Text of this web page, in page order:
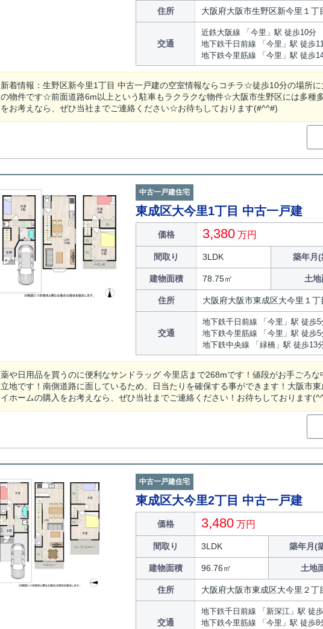
住所 大阪府大阪市生野区新今里１丁
交通
近鉄大阪線 「今里」駅 徒歩10分
地下鉄千日前線 「今里」駅 徒歩
地下鉄今里筋線 「今里」駅 徒歩
新着情報：生野区新今里1丁目 中古一戸建の空室情報ならコチラ☆徒歩10分の場所
の物件です☆前面道路6m以上という駐車もラクラクな物件☆大阪市生野区には多種
をお考えなら、ぜひ当社までご連絡ください☆お待ちしております(#^^#)
中古一戸建住宅
東成区大今里1丁目 中古一戸建
価格 3,380 万円
間取り 3LDK 築年月(
建物面積 78.75㎡ 土
住所 大阪府大阪市東成区大今里１丁
交通
地下鉄千日前線 「今里」駅 徒歩5
地下鉄今里筋線 「今里」駅 徒歩5
地下鉄中央線 「緑橋」駅 徒歩13
薬や日用品を買うのに便利なサンドラッグ 今里店まで268mです！値段がお手ごろ
立地です！南側道路に面しているため、日当たりを確保する事ができます！大阪市
イホームの購入をお考えなら、ぜひ当社までご連絡ください！お待ちしております
中古一戸建住宅
東成区大今里2丁目 中古一戸建
価格 3,480 万円
間取り 3LDK 築年月(
建物面積 96.76㎡ 土地
住所 大阪府大阪市東成区大今里２丁
交通
地下鉄千日前線 「新深江」駅 徒
地下鉄今里筋線 「今里」駅 徒歩8